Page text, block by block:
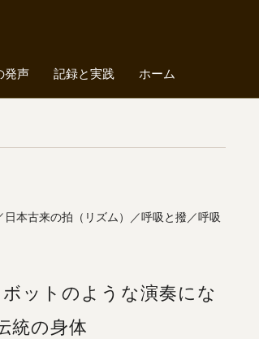
発声 記録と実践 ホーム
本古来の拍（リズム）／呼吸と撥／呼吸
ットのような演奏にな
統の身体